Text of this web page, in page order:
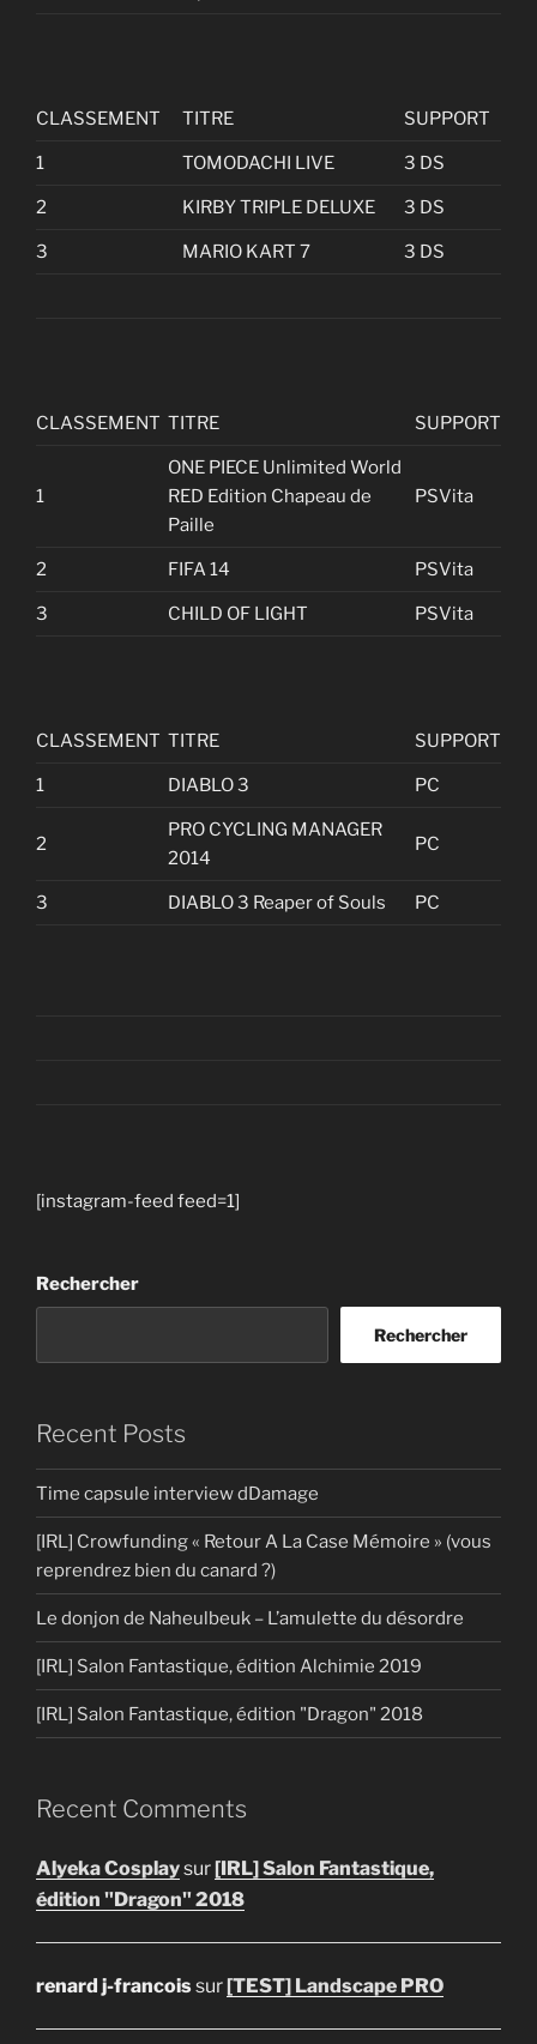
CLASSEMENT TITRE SUPPORT
1 TOMODACHI LIVE 3 DS
2 KIRBY TRIPLE DELUXE 3 DS
3 MARIO KART 7 3 DS
CLASSEMENT TITRE SUPPORT
1
ONE PIECE Unlimited World
RED Edition Chapeau de
Paille
PSVita
2 FIFA 14 PSVita
3 CHILD OF LIGHT PSVita
CLASSEMENT TITRE SUPPORT
1 DIABLO 3 PC
2
PRO CYCLING MANAGER
2014
PC
3 DIABLO 3 Reaper of Souls PC
[instagram-feed feed=1]
Rechercher
Rechercher
Recent Posts
Time capsule interview dDamage
[IRL] Crowfunding « Retour A La Case Mémoire » (vous
reprendrez bien du canard ?)
Le donjon de Naheulbeuk – L’amulette du désordre
[IRL] Salon Fantastique, édition Alchimie 2019
[IRL] Salon Fantastique, édition "Dragon" 2018
Recent Comments
Alyeka Cosplaysur[IRL] Salon Fantastique,
édition "Dragon" 2018
renard j-francoissur[TEST] Landscape PRO